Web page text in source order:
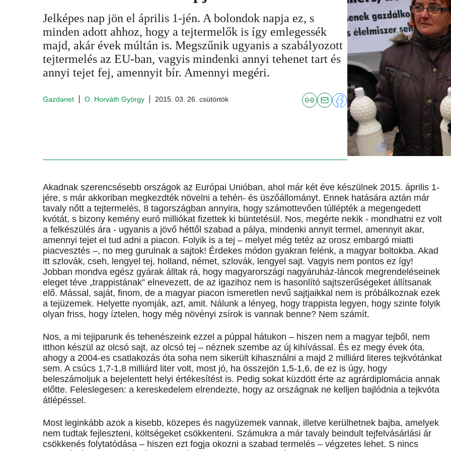
Jelképes nap jön el április 1-jén. A bolondok napja ez, s
minden adott ahhoz, hogy a tejtermelők is így emlegessék
majd, akár évek múltán is. Megszűnik ugyanis a szabályozott
tejtermelés az EU-ban, vagyis mindenki annyi tehenet tart és
annyi tejet fej, amennyit bír. Amennyi megéri.
Gazdanet O. Horváth György 2015. 03. 26. csütörtök
Akadnak szerencsésebb országok az Európai Unióban, ahol már két éve készülnek 2015. április 1-
jére, s már akkoriban megkezdték növelni a tehén- és üszőállományt. Ennek hatására aztán már
tavaly nőtt a tejtermelés, 8 tagországban annyira, hogy számottevően túllépték a megengedett
kvótát, s bizony kemény euró milliókat fizettek ki büntetésül. Nos, megérte nekik - mondhatni ez volt
a felkészülés ára - ugyanis a jövő héttől szabad a pálya, mindenki annyit termel, amennyit akar,
amennyi tejet el tud adni a piacon. Folyik is a tej – melyet még tetéz az orosz embargó miatti
piacvesztés –, no meg gurulnak a sajtok! Érdekes módon gyakran felénk, a magyar boltokba. Akad
itt szlovák, cseh, lengyel tej, holland, német, szlovák, lengyel sajt. Vagyis nem pontos ez így!
Jobban mondva egész gyárak álltak rá, hogy magyarországi nagyáruház-láncok megrendeléseinek
eleget téve „trappistának” elnevezett, de az igazihoz nem is hasonlító sajtszerűségeket állítsanak
elő. Mással, saját, finom, de a magyar piacon ismeretlen nevű sajtjaikkal nem is próbálkoznak ezek
a tejüzemek. Helyette nyomják, azt, amit. Nálunk a lényeg, hogy trappista legyen, hogy szinte folyik
olyan friss, hogy íztelen, hogy még növényi zsírok is vannak benne? Nem számít.
Nos, a mi tejiparunk és tehenészeink ezzel a púppal hátukon – hiszen nem a magyar tejből, nem
itthon készül az olcsó sajt, az olcsó tej – néznek szembe az új kihívással. És ez megy évek óta,
ahogy a 2004-es csatlakozás óta soha nem sikerült kihasználni a majd 2 milliárd literes tejkvótánkat
sem. A csúcs 1,7-1,8 milliárd liter volt, most jó, ha összejön 1,5-1,6, de ez is úgy, hogy
beleszámoljuk a bejelentett helyi értékesítést is. Pedig sokat küzdött érte az agrárdiplomácia annak
előtte. Feleslegesen: a kereskedelem elrendezte, hogy az országnak ne kelljen bajlódnia a tejkvóta
átlépéssel.
Most leginkább azok a kisebb, közepes és nagyüzemek vannak, illetve kerülhetnek bajba, amelyek
nem tudtak fejleszteni, költségeket csökkenteni. Számukra a már tavaly beindult tejfelvásárlási ár
csökkenés folytatódása – hiszen ezt fogja okozni a szabad termelés – végzetes lehet. S nincs